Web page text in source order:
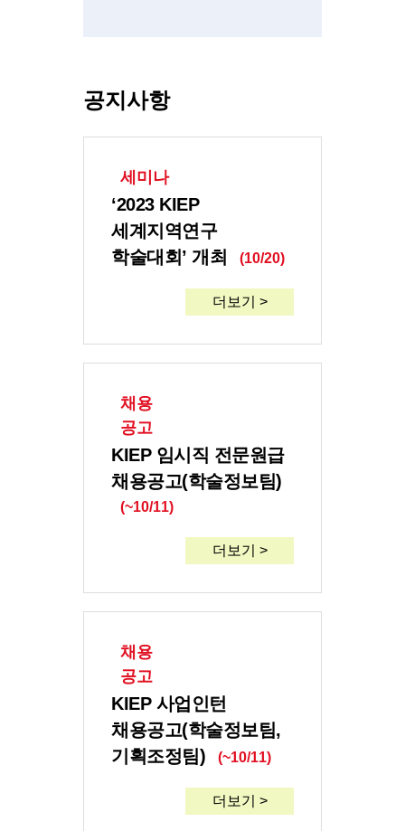
공지사항
세미나
‘2023 KIEP
세계지역연구
학술대회’ 개최
(10/20)
더보기 >
채용
공고
KIEP 임시직 전문원급
채용공고(학술정보팀)
(~10/11)
더보기 >
채용
공고
KIEP 사업인턴
채용공고(학술정보팀,
기획조정팀)
(~10/11)
더보기 >